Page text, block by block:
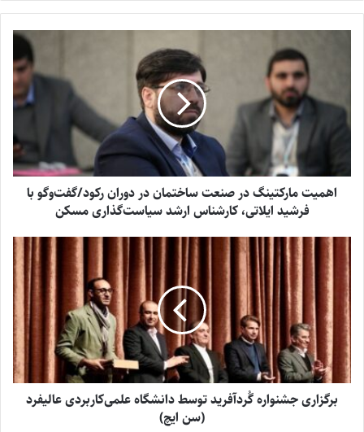
اهمیت مارکتینگ در صنعت ساختمان در دوران رکود/گفت‌وگو با
فرشید ایلاتی، کارشناس ارشد سیاست‌گذاری مسکن
برگزاری جشنواره گُردآفرید توسط دانشگاه علمی‌کاربردی عالیفرد
(سن ایچ)